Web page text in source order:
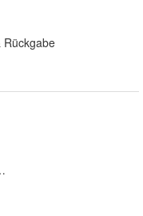
Rückgabe